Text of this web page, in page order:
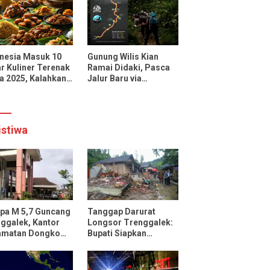
dan Media
Masuk 10
Kuliner Terenak
2025, Kalahkan
Gunung Wilis Kian
Ramai Didaki, Pasca
Jalur Baru via
M 5,7 Guncang
Kantor
Dongko
Tanggap Darurat
Longsor Trenggalek:
Bupati Siapkan
Rencana Relokasi
untuk 95 Rumah